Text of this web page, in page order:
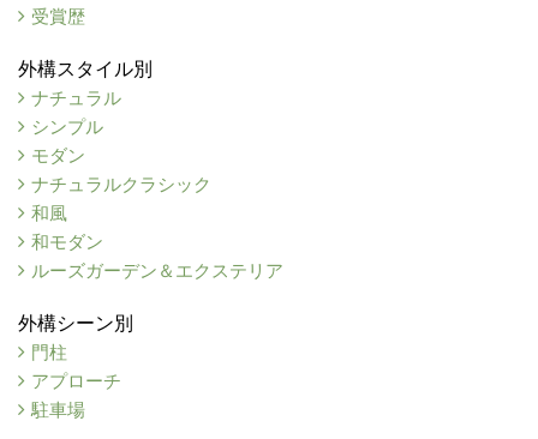
受賞歴
外構スタイル別
ナチュラル
シンプル
モダン
ナチュラルクラシック
和風
和モダン
ルーズガーデン＆エクステリア
外構シーン別
門柱
アプローチ
駐車場